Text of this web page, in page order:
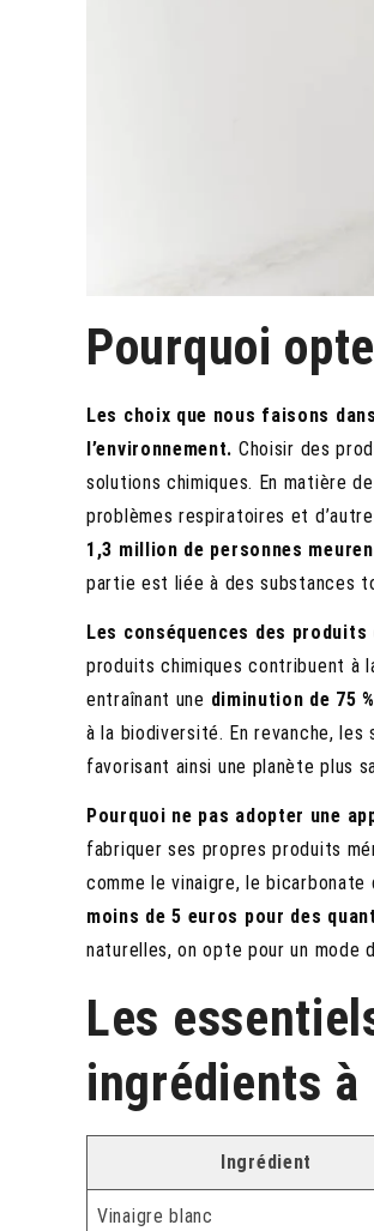
Pourquoi
Les choix que nous faisons
l’environnement. Choisir des
solutions chimiques. En matière
problèmes respiratoires et
1,3 million de personnes
partie est liée à des substances
Les conséquences des
produits chimiques contribuent à
entraînant une diminution de 75
à la biodiversité. En revanche,
favorisant ainsi une planète plus
Pourquoi ne pas adopter une
fabriquer ses propres produits
comme le vinaigre, le
moins de 5 euros pour des
naturelles, on opte pour un mode
Les
ingrédients
Ingrédient
Vinaigre blanc